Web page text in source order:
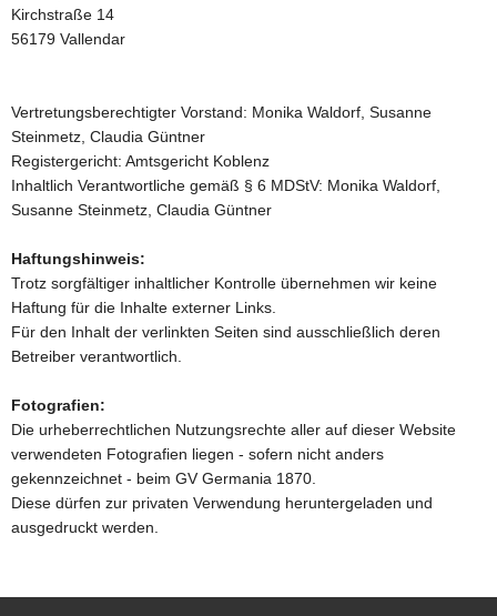
Kirchstraße 14
56179 Vallendar
Vertretungsberechtigter Vorstand: Monika Waldorf, Susanne
Steinmetz, Claudia Güntner
Registergericht: Amtsgericht Koblenz
Inhaltlich Verantwortliche gemäß § 6 MDStV: Monika Waldorf,
Susanne Steinmetz, Claudia Güntner
Haftungshinweis:
Trotz sorgfältiger inhaltlicher Kontrolle übernehmen wir keine
Haftung für die Inhalte externer Links.
Für den Inhalt der verlinkten Seiten sind ausschließlich deren
Betreiber verantwortlich.
Fotografien:
Die urheberrechtlichen Nutzungsrechte aller auf dieser Website
verwendeten Fotografien liegen - sofern nicht anders
gekennzeichnet - beim GV Germania 1870.
Diese dürfen zur privaten Verwendung heruntergeladen und
ausgedruckt werden.